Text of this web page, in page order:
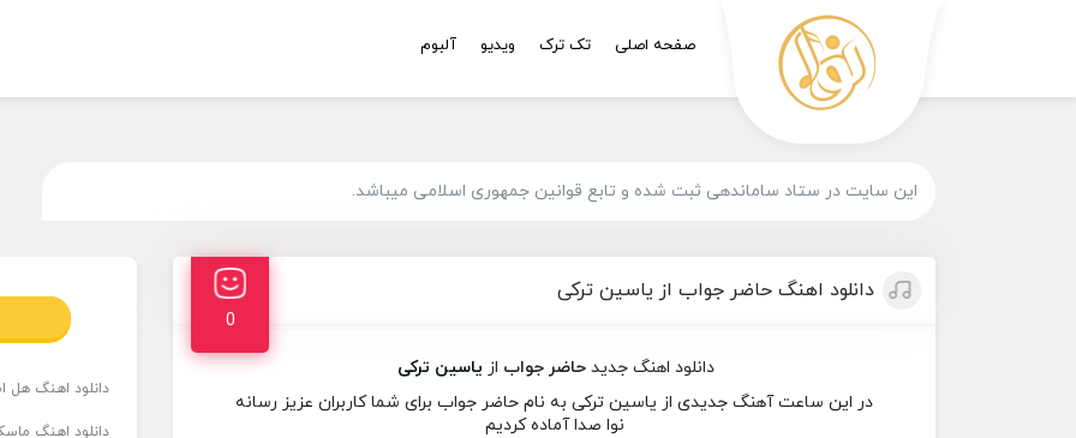
صفحه اصلی تک ترک ویدیو آلبوم
این سایت در ستاد ساماندهی ثبت شده و تابع قوانین جمهوری اسلامی میباشد.
دانلود اهنگ حاضر جواب از یاسین ترکی
0
دانلود اهنگ جدیدحاضر جواب از یاسین ترکی
در این ساعت آهنگ جدیدی از یاسین ترکی به نام حاضر جواب برای شما کاربران عزیز رسانه
نوا صدا آماده کردیم
دانلود اهنگ هل
دانلود اهنگ